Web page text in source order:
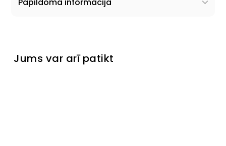
Papildoma informacija
Jums var arī patikt